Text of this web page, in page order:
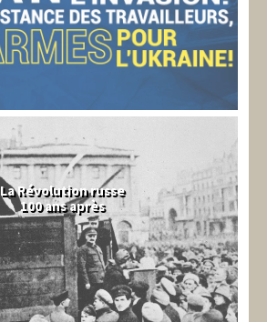
La Révolution russe
100 ans après